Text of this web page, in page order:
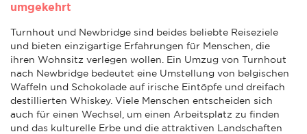
umgekehrt
Turnhout und Newbridge sind beides beliebte Reiseziele
und bieten einzigartige Erfahrungen für Menschen, die
ihren Wohnsitz verlegen wollen. Ein Umzug von Turnhout
nach Newbridge bedeutet eine Umstellung von belgischen
Waffeln und Schokolade auf irische Eintöpfe und dreifach
destillierten Whiskey. Viele Menschen entscheiden sich
auch für einen Wechsel, um einen Arbeitsplatz zu finden
und das kulturelle Erbe und die attraktiven Landschaften